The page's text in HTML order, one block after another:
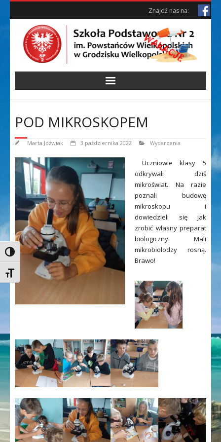
Skip
Toggle High Contrast
Toggle Font size
Skip
Znajdź nas na:
POD MIKROSKOPEM
Marta Jóźwiak 3 października 2022 Wydarzenia
Uczniowie klasy 5
odkrywali dziś
mikroświat. Na razie
poznali budowę
mikroskopu i
dowiedzieli się jak
zrobić własny preparat
biologiczny. Mali
mikrobiolodzy rosną.
Brawo!